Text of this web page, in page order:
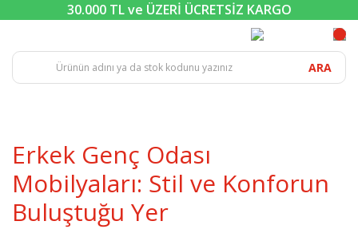
30.000 TL ve ÜZERİ ÜCRETSİZ KARGO
ARA
Erkek Genç Odası
Mobilyaları: Stil ve Konforun
Buluştuğu Yer